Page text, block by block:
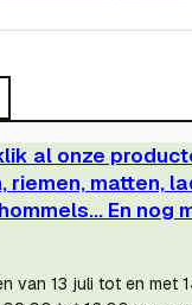
al onze
riemen, matten,
En nog
van 13 juli tot en met